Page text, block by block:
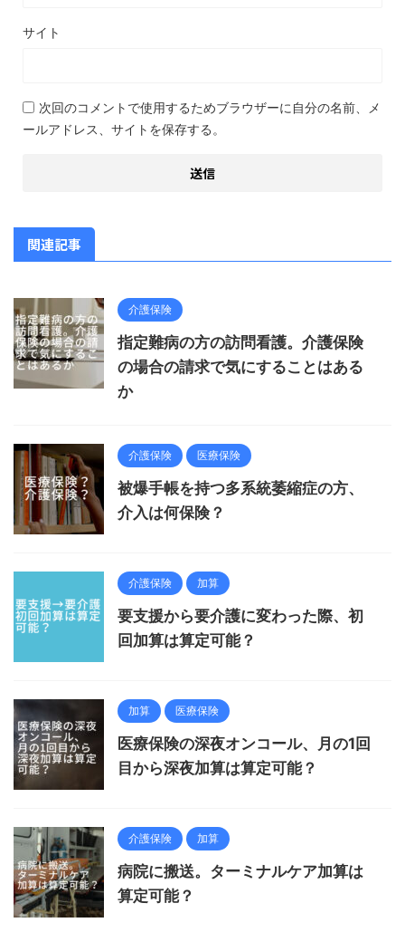
サイト
次回のコメントで使用するためブラウザーに自分の名前、メ
ールアドレス、サイトを保存する。
関連記事
介護保険
指定難病の方の訪問看護。介護保険
の場合の請求で気にすることはある
か
介護保険 医療保険
被爆手帳を持つ多系統萎縮症の方、
介入は何保険？
介護保険 加算
要支援から要介護に変わった際、初
回加算は算定可能？
加算 医療保険
医療保険の深夜オンコール、月の1回
目から深夜加算は算定可能？
介護保険 加算
病院に搬送。ターミナルケア加算は
算定可能？